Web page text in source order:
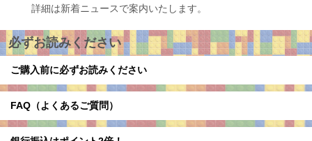
詳細は新着ニュースで案内いたします。
必ずお読みください
ご購入前に必ずお読みください
FAQ（よくあるご質問）